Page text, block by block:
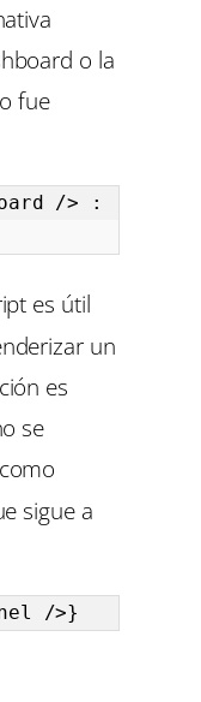
o la
fue
/> :
es útil
un
es
se
sigue a
/>}